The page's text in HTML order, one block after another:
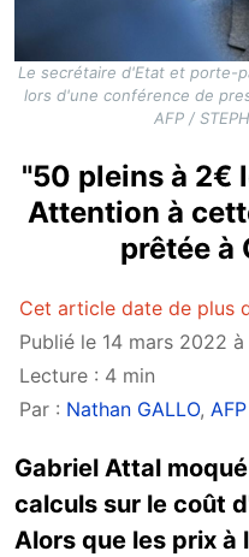
Le secrétaire d'Etat et porte-
lors d'une conférence de
AFP /
"50 pleins à 2€
Attention à
prêtée à
Cet article date de plus
Publié le 14 mars 2022 à
Lecture : 4 min
Par : Nathan GALLO,
Gabriel Attal
calculs sur le coût
Alors que les prix à